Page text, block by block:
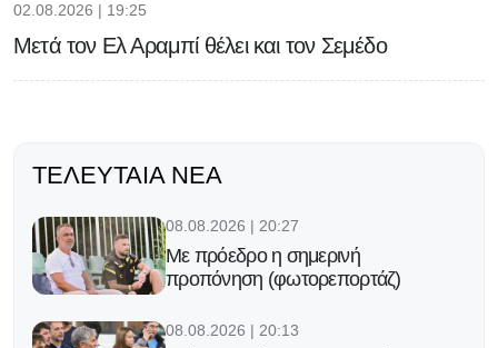
02.08.2026 | 19:25
Μετά τον Ελ Αραμπί θέλει και τον Σεμέδο
ΤΕΛΕΥΤΑΊΑ ΝΈΑ
08.08.2026 | 20:27
Με πρόεδρο η σημερινή
προπόνηση (φωτορεπορτάζ)
08.08.2026 | 20:13